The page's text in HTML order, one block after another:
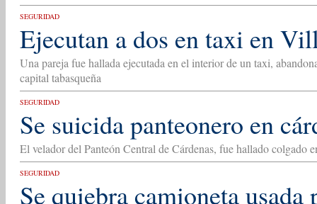
SEGURIDAD
Ejecutan a dos en taxi en
Una pareja fue hallada ejecutada en el interior de un taxi,
capital tabasqueña
SEGURIDAD
Se suicida panteonero en
El velador del Panteón Central de Cárdenas, fue hallado colgado
SEGURIDAD
Se quiebra camioneta usada